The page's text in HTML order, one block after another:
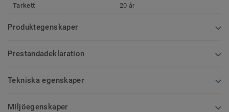
Tarkett 20 år
Produktegenskaper
Prestandadeklaration
Tekniska egenskaper
Miljöegenskaper